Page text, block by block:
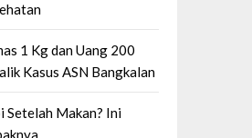
1 Kg dan Uang 200
Kasus ASN Bangkalan
Setelah Makan? Ini